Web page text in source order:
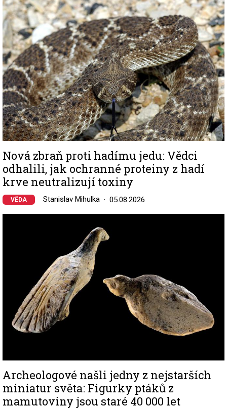
Nová zbraň proti hadímu jedu: Vědci
odhalili, jak ochranné proteiny z hadí
krve neutralizují toxiny
VĚDA Stanislav Mihulka 05.08.2026
Archeologové našli jedny z nejstarších
miniatur světa: Figurky ptáků z
mamutoviny jsou staré 40 000 let